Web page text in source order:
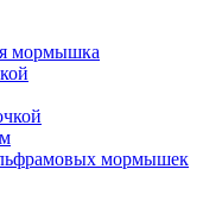
мормышка
мормышек